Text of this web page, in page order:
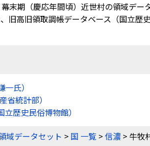
幕末期（慶応年間頃）近世村の領域デー
旧高旧領取調帳データベース（国立
氏）
省統計部）
歴史民俗博物館）
域データセット > 国 一覧 >信濃 > 牛牧